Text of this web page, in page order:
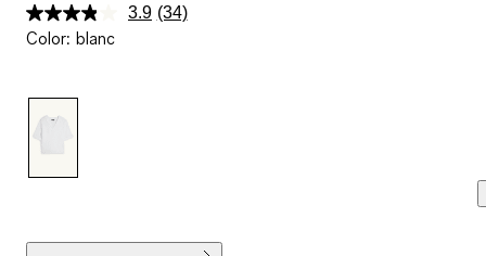
3.9 Llegeix
(34)
Color: blanc